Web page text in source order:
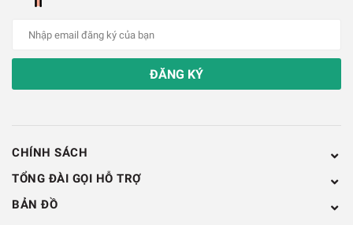
ĐĂNG KÝ
CHÍNH SÁCH
TỔNG ĐÀI GỌI HỖ TRỢ
BẢN ĐỒ